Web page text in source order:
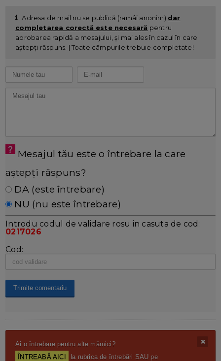
Adresa de mail nu se publică (ramâi anonim) dar
completarea corectă este necesară pentru
aprobarea rapidă a mesajului, și mai ales în cazul în care
aștepți răspuns. | Toate câmpurile trebuie completate!
Mesajul tău este o întrebare la care
aștepți răspuns?
DA (este întrebare)
NU (nu este întrebare)
Introdu codul de validare rosu in casuta de cod:
0217026
Cod:
Ai o întrebare pentru alte mămici?
ÎNTREABĂ AICI
la rubrica de întrebări SAU pe